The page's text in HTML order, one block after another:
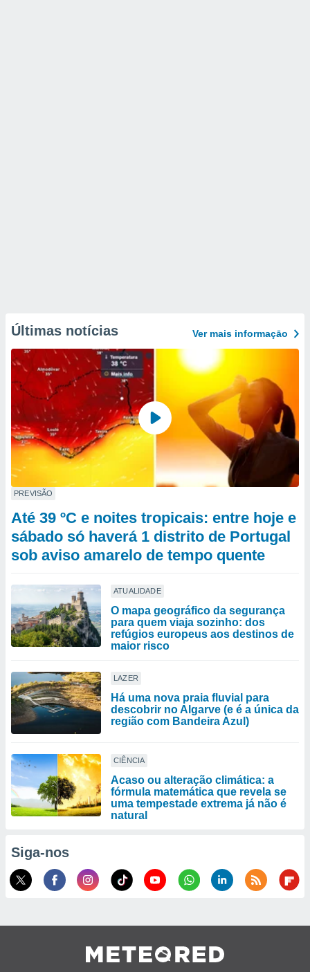
Últimas notícias Ver mais informaçāo
PREVISÃO
Até 39 ºC e noites tropicais: entre hoje e
sábado só haverá 1 distrito de Portugal
sob aviso amarelo de tempo quente
ATUALIDADE
O mapa geográfico da segurança
para quem viaja sozinho: dos
refúgios europeus aos destinos de
maior risco
LAZER
Há uma nova praia fluvial para
descobrir no Algarve (e é a única da
região com Bandeira Azul)
CIÊNCIA
Acaso ou alteração climática: a
fórmula matemática que revela se
uma tempestade extrema já não é
natural
Siga-nos